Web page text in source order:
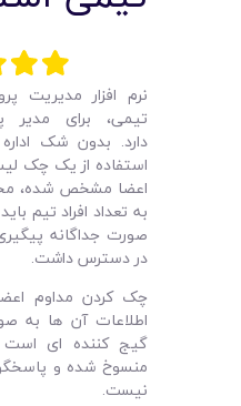
نرم افزار مدیریت
تیمی، برای مدیر
دارد. بدون شک
استفاده از یک چک
اعضا مشخص شده،
به تعداد افراد تیم
صورت جداگانه
در دسترس داشت.
چک کردن مداوم
اطلاعات آن ها
گیج کننده ای است
منسوخ شده و
نیست.